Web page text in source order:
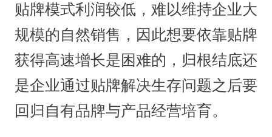
贴牌模式利润较低，难以维持企业大
规模的自然销售，因此想要依靠贴牌
获得高速增长是困难的，归根结底还
是企业通过贴牌解决生存问题之后要
回归自有品牌与产品经营培育。